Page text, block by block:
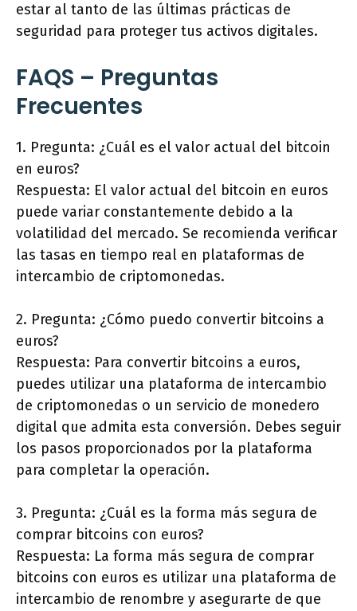
estar al tanto de las últimas prácticas de
seguridad para proteger tus activos digitales.
FAQS – Preguntas
Frecuentes
1. Pregunta: ¿Cuál es el valor actual del bitcoin
en euros?
Respuesta: El valor actual del bitcoin en euros
puede variar constantemente debido a la
volatilidad del mercado. Se recomienda verificar
las tasas en tiempo real en plataformas de
intercambio de criptomonedas.
2. Pregunta: ¿Cómo puedo convertir bitcoins a
euros?
Respuesta: Para convertir bitcoins a euros,
puedes utilizar una plataforma de intercambio
de criptomonedas o un servicio de monedero
digital que admita esta conversión. Debes seguir
los pasos proporcionados por la plataforma
para completar la operación.
3. Pregunta: ¿Cuál es la forma más segura de
comprar bitcoins con euros?
Respuesta: La forma más segura de comprar
bitcoins con euros es utilizar una plataforma de
intercambio de renombre y asegurarte de que